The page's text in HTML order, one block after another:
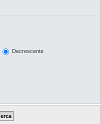
Decrescente